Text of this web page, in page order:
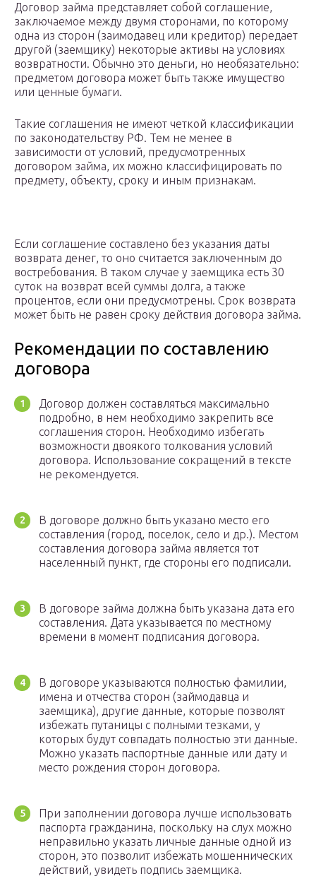
Договор займа представляет собой соглашение,
заключаемое между двумя сторонами, по которому
одна из сторон (заимодавец или кредитор) передает
другой (заемщику) некоторые активы на условиях
возвратности. Обычно это деньги, но необязательно:
предметом договора может быть также имущество
или ценные бумаги.
Такие соглашения не имеют четкой классификации
по законодательству РФ. Тем не менее в
зависимости от условий, предусмотренных
договором займа, их можно классифицировать по
предмету, объекту, сроку и иным признакам.
Если соглашение составлено без указания даты
возврата денег, то оно считается заключенным до
востребования. В таком случае у заемщика есть 30
суток на возврат всей суммы долга, а также
процентов, если они предусмотрены. Срок возврата
может быть не равен сроку действия договора займа.
Рекомендации по составлению
договора
Договор должен составляться максимально
подробно, в нем необходимо закрепить все
соглашения сторон. Необходимо избегать
возможности двоякого толкования условий
договора. Использование сокращений в тексте
не рекомендуется.
В договоре должно быть указано место его
составления (город, поселок, село и др.). Местом
составления договора займа является тот
населенный пункт, где стороны его подписали.
В договоре займа должна быть указана дата его
составления. Дата указывается по местному
времени в момент подписания договора.
В договоре указываются полностью фамилии,
имена и отчества сторон (займодавца и
заемщика), другие данные, которые позволят
избежать путаницы с полными тезками, у
которых будут совпадать полностью эти данные.
Можно указать паспортные данные или дату и
место рождения сторон договора.
При заполнении договора лучше использовать
паспорта гражданина, поскольку на слух можно
неправильно указать личные данные одной из
сторон, это позволит избежать мошеннических
действий, увидеть подпись заемщика.